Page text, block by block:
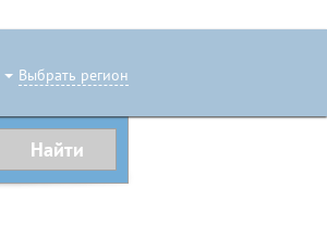
Выбрать регион